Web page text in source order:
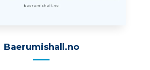
Baerumishall.no